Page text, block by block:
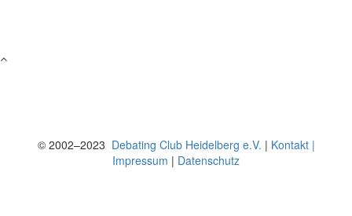
© 2002–2023 Debating Club Heidelberg e.V. | Kontakt |
Impressum | Datenschutz